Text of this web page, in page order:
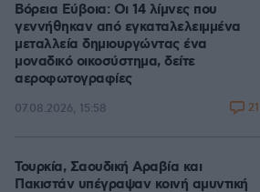
Βόρεια Εύβοια: Οι 14 λίμνες που
γεννήθηκαν από εγκαταλελειμμένα
μεταλλεία δημιουργώντας ένα
μοναδικό οικοσύστημα, δείτε
αεροφωτογραφίες
07.08.2026, 15:58 21
Τουρκία, Σαουδική Αραβία και
Πακιστάν υπέγραψαν κοινή αμυντική